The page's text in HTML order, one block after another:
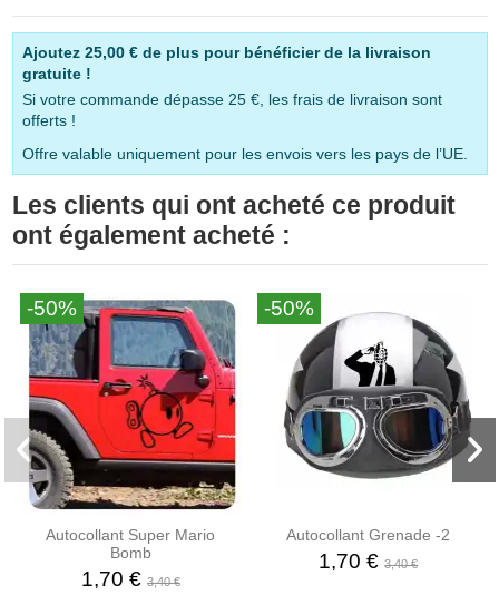
Ajoutez 25,00 €de plus pour bénéficier de la livraison
gratuite !
Si votre commande dépasse 25 €, les frais de livraison sont
offerts !
Offre valable uniquement pour les envois vers les pays de l’UE.
Les clients qui ont acheté ce produit
ont également acheté :
-50%
Autocollant Super Mario
Bomb
1,70 € 3,40 €
-50%
Autocollant Grenade -2
1,70 €3,40 €